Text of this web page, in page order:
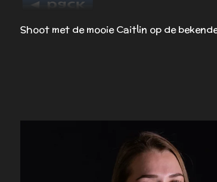
Shoot met de mooie Caitlin op de